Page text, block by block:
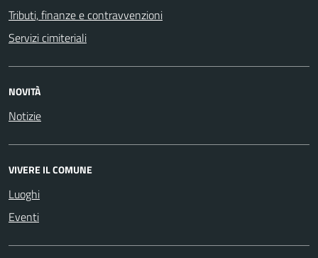
Tributi, finanze e contravvenzioni
Servizi cimiteriali
NOVITÀ
Notizie
VIVERE IL COMUNE
Luoghi
Eventi